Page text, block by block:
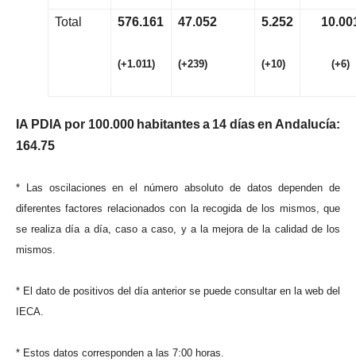
Total 576.161
(+1.011)
47.052
(+239)
5.252
(+10)
10.00
(+6)
A P D A por 100.000 habitantesa 14 d íasen Anda ucía:
164.75
* Las osci acionesene lnúmero absol uto de datosdependende
diferentesfactores rel acionados con a recogida de los mismos, que
se realiza día a día, caso a caso, y a amejora de la calidad de os
mismos.
* E dato de positivos de día anterior se puede consu tar en a web de
ECA.
* Estos datos corresponden a as 7:00 horas.